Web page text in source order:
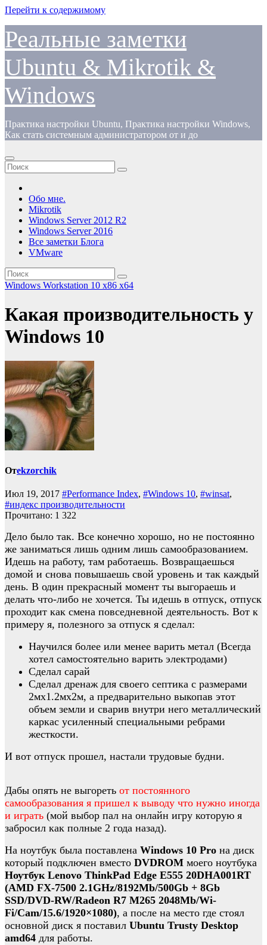
Перейти к содержимому
Реальные заметки
Ubuntu & Mikrotik &
Windows
Практика настройки Ubuntu, Практика настройки Windows,
Как стать системным администратором от и до
Обо мне.
Mikrotik
Windows Server 2012 R2
Windows Server 2016
Все заметки Блога
VMware
Windows Workstation 10 x86 x64
Какая производительность у
Windows 10
Отekzorchik
Июл 19, 2017 #Performance Index, #Windows 10, #winsat,
#индекс производительности
Прочитано: 1 322
Дело было так. Все конечно хорошо, но не постоянно
же заниматься лишь одним лишь самообразованием.
Идешь на работу, там работаешь. Возвращаешься
домой и снова повышаешь свой уровень и так каждый
день. В один прекрасный момент ты выгораешь и
делать что-либо не хочется. Ты идешь в отпуск, отпуск
проходит как смена повседневной деятельность. Вот к
примеру я, полезного за отпуск я сделал:
Научился более или менее варить метал (Всегда
хотел самостоятельно варить электродами)
Сделал сарай
Сделал дренаж для своего септика с размерами
2мх1.2мх2м, а предварительно выкопав этот
объем земли и сварив внутри него металлический
каркас усиленный специальными ребрами
жесткости.
И вот отпуск прошел, настали трудовые будни.
Дабы опять не выгореть от постоянного
самообразования я пришел к выводу что нужно иногда
и играть (мой выбор пал на онлайн игру которую я
забросил как полные 2 года назад).
На ноутбук была поставлена Windows 10 Pro на диск
который подключен вместо DVDROM моего ноутбука
Ноутбук Lenovo ThinkPad Edge E555 20DHA001RT
(AMD FX-7500 2.1GHz/8192Mb/500Gb + 8Gb
SSD/DVD-RW/Radeon R7 M265 2048Mb/Wi-
Fi/Cam/15.6/1920×1080), а после на место где стоял
основной диск я поставил Ubuntu Trusty Desktop
amd64 для работы.